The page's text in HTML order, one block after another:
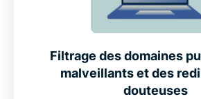
Filtrage des domaines
malveillants et des
douteuses